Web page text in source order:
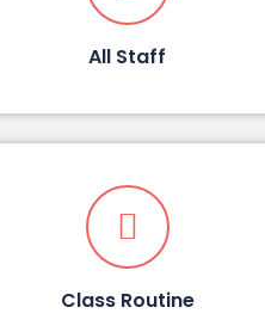
All Staff
Class Routine